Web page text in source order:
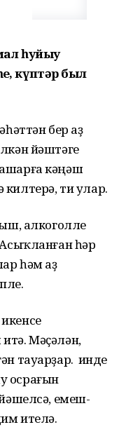
һуйыу
күптәр был
бер аҙ
йәштәге
кәңәш
ти улар.
алкоголле
һәр
һәм аҙ
Мәҫәлән,
тауарҙар. Ә инде
осрағын
йәшелсә, емеш-
ителә.